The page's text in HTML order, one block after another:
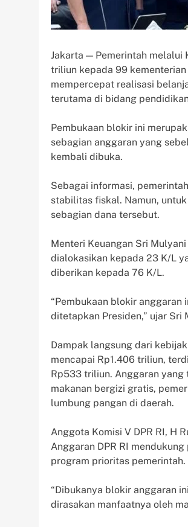
Jakarta — Pemerintah melalui
triliun kepada 99
mempercepat realisasi
terutama di bidang
Pembukaan blokir ini
sebagian anggaran yang
kembali dibuka.
Sebagai informasi,
stabilitas fiskal. Namun,
sebagian dana tersebut.
Menteri Keuangan Sri
dialokasikan kepada 23 K/L
diberikan kepada 76 K/L.
“Pembukaan blokir
ditetapkan Presiden,” ujar Sri
Dampak langsung dari
mencapai Rp1.406 triliun,
Rp533 triliun. Anggaran
makanan bergizi gratis,
lumbung pangan di daerah.
Anggota Komisi V DPR RI, H
Anggaran DPR RI
program prioritas pemerintah.
“Dibukanya blokir anggaran
dirasakan manfaatnya oleh